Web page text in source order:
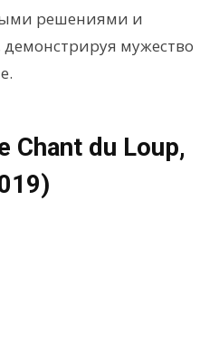
решениями и
мужество
Chant du Loup,